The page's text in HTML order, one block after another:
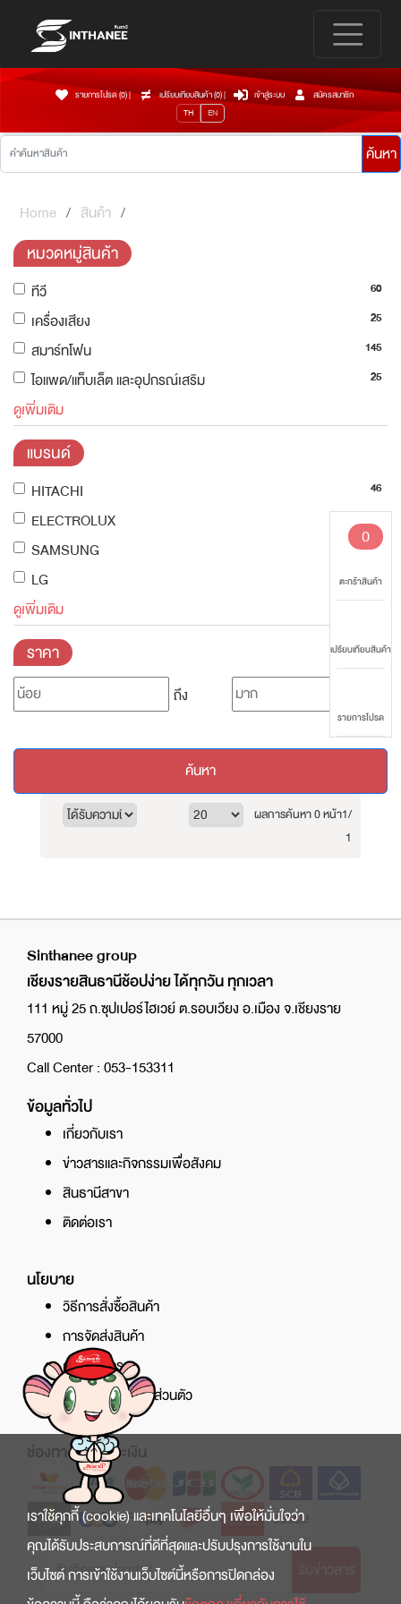
รายการโปรด (0)| เปรียบเทียบสินค้า (0)| เข้าสู่ระบบ
สมัครสมาชิก
TH
EN
ค้นหา
0
ตะกร้าสินค้า
เปรียบเทียบสินค้า
รายการโปรด
Home สินค้า
หมวดหมู่สินค้า
ทีวี 60
เครื่องเสียง 25
สมาร์ทโฟน 145
ไอแพด/แท็บเล็ต และอุปกรณ์เสริม 25
ดูเพิ่มเติม
แบรนด์
HITACHI 46
ELECTROLUX 14
SAMSUNG 30
LG 12
ดูเพิ่มเติม
ราคา
ถึง
ค้นหา
ผลการค้นหา 0 หน้า1/
1
Sinthanee group
เชียงรายสินธานีช้อปง่าย ได้ทุกวัน ทุกเวลา
111 หมู่ 25 ถ.ซุปเปอร์ไฮเวย์ ต.รอบเวียง อ.เมือง จ.เชียงราย
57000
Call Center : 053-153311
ข้อมูลทั่วไป
เกี่ยวกับเรา
ข่าวสารและกิจกรรมเพื่อสังคม
สินธานีสาขา
ติดต่อเรา
นโยบาย
วิธีการสั่งซื้อสินค้า
การจัดส่งสินค้า
ศูนย์บริการ
นโยบายความเป็นส่วนตัว
ช่องทางการชำระเงิน
เราใช้คุกกี้ (cookie) และเทคโนโลยีอื่นๆ เพื่อให้มั่นใจว่า
คุณได้รับประสบการณ์ที่ดีที่สุดและปรับปรุงการใช้งานใน
เว็บไซต์ การเข้าใช้งานเว็บไซต์นี้หรือการปิดกล่อง